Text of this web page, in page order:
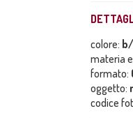
colore:
materia
formato:
oggetto:
codice